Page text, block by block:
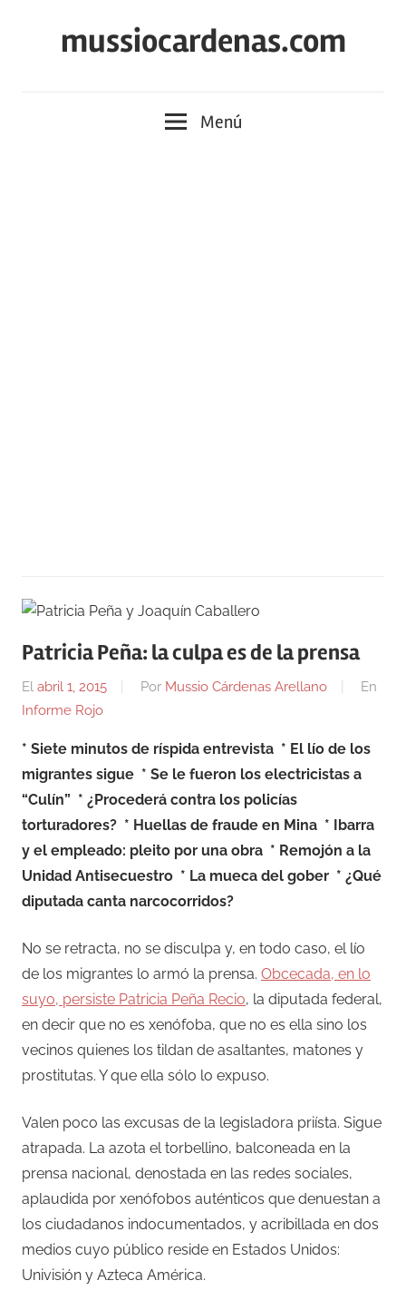
mussiocardenas.com
Menú
Patricia Peña: la culpa es de la prensa
El abril 1, 2015 Por Mussio Cárdenas Arellano
En
Informe Rojo
* Siete minutos de ríspida entrevista * El lío de los
migrantes sigue * Se le fueron los electricistas a
“Culín” * ¿Procederá contra los policías
torturadores? * Huellas de fraude en Mina * Ibarra
y el empleado: pleito por una obra * Remojón a la
Unidad Antisecuestro * La mueca del gober * ¿Qué
diputada canta narcocorridos?
No se retracta, no se disculpa y, en todo caso, el lío
de los migrantes lo armó la prensa. Obcecada, en lo
suyo, persiste Patricia Peña Recio, la diputada federal,
en decir que no es xenófoba, que no es ella sino los
vecinos quienes los tildan de asaltantes, matones y
prostitutas. Y que ella sólo lo expuso.
Valen poco las excusas de la legisladora priísta. Sigue
atrapada. La azota el torbellino, balconeada en la
prensa nacional, denostada en las redes sociales,
aplaudida por xenófobos auténticos que denuestan a
los ciudadanos indocumentados, y acribillada en dos
medios cuyo público reside en Estados Unidos:
Univisión y Azteca América.